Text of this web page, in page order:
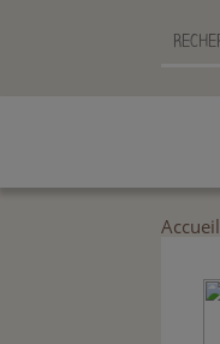
Accueil